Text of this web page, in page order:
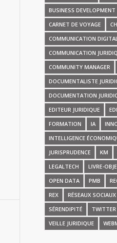
BUSINESS DEVELOPMENT
CARNET DE VOYAGE
COMMUNICATION
COMMUNICATION
COMMUNITY MANAGER
DOCUMENTALISTE
DOCUMENTATION
EDITEUR JURIDIQUE
FORMATION
IA
INTELLIGENCE
JURISPRUDENCE
KM
LEGALTECH
LIVRE-
OPEN DATA
PMB
REX
RÉSEAUX SOCIAUX
SÉRENDIPITÉ
TWITTER
VEILLE JURIDIQUE